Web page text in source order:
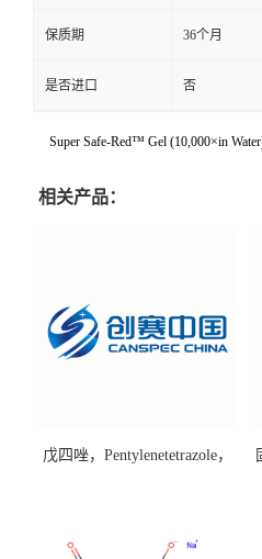
保质期 36个月
是否进口 否
Super Safe-Red™ Gel (10,000×in
相关产品：
戊四唑，Pentylenetetrazole，